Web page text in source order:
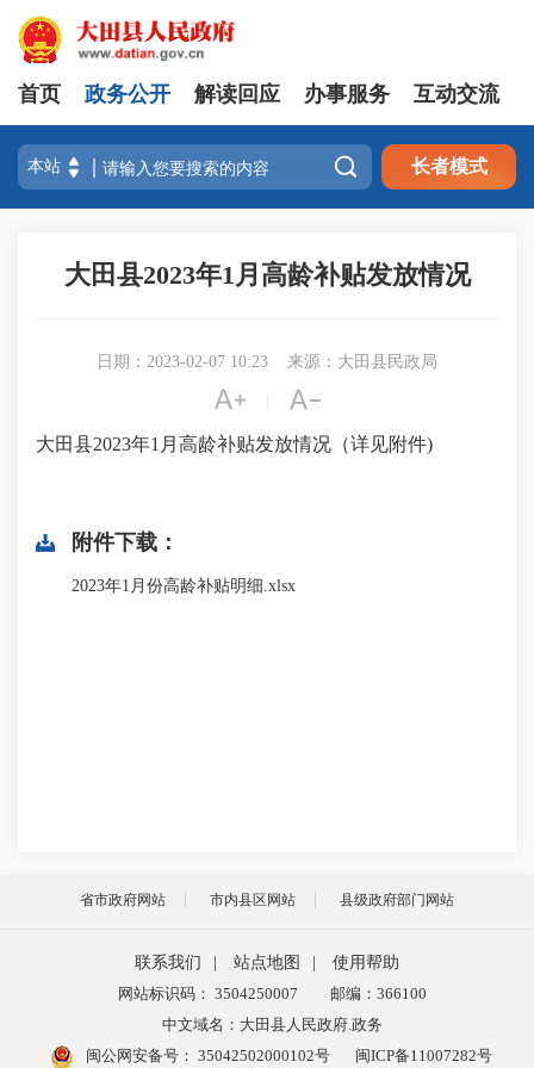
首页 政务公开 解读回应 办事服务 互动交流
 长者模式
大田县2023年1月高龄补贴发放情况
日期：2023-02-07 10:23 来源：大田县民政局
 
大田县2023年1月高龄补贴发放情况（详见附件)
附件下载：
2023年1月份高龄补贴明细.xlsx
省市政府网站 市内县区网站 县级政府部门网站
联系我们 站点地图
使用帮助
网站标识码： 3504250007
邮编：366100
中文域名：大田县人民政府.政务
闽公网安备号： 35042502000102号 闽ICP备11007282号